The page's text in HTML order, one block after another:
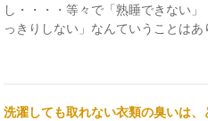
し・・・・等々で「熟睡できない
っきりしない」なんていうことは
洗濯しても取れない衣類の臭いは、